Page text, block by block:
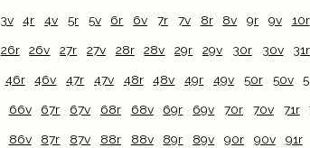
3v 4r 4v 5r 5v 6r 6v 7r 7v 8r 8v 9r 9v 10r
26r 26v 27r 27v 28r 28v 29r 29v 30r 30v 31r
46r 46v 47r 47v 48r 48v 49r 49v 50r 50v
66v 67r 67v 68r 68v 69r 69v 70r 70v 71r
86v 87r 87v 88r 88v 89r 89v 90r 90v 91r